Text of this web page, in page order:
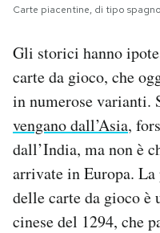
Carte piacentine, di tipo
Gli storici hanno
carte da gioco, che
in numerose varianti.
vengano dall’Asia,
dall’India, ma non è
arrivate in Europa.
delle carte da gioco
cinese del 1294, che